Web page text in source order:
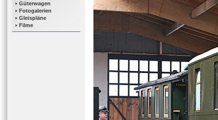
Güterwagen
Fotogalerien
Gleispläne
Filme